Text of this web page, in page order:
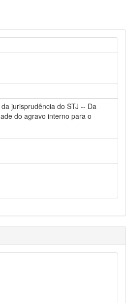
jurisprudência do STJ -- Da
do agravo interno para o